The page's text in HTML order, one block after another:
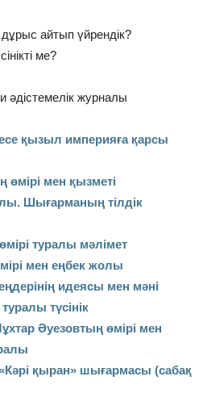
айтып үйрендік?
ме?
әдістемелік журналы
қызыл империяға қарсы
мен қызметі
Шығарманың тілдік
туралы мәлімет
мен еңбек жолы
идеясы мен мәні
түсінік
Әуезовтың өмірі мен
қыран» шығармасы (сабақ